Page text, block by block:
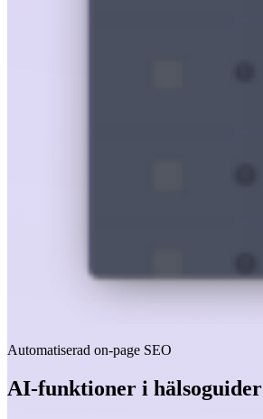
Automatiserad on-page SEO
AI-funktioner i hälsoguider